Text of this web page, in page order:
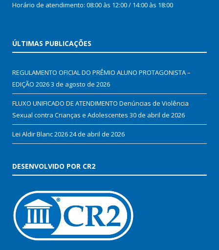
Horário de atendimento: 08:00 às 12:00 / 14:00 às 18:00
ÚLTIMAS PUBLICAÇÕES
REGULAMENTO OFICIAL DO PRÊMIO ALUNO PROTAGONISTA –
EDIÇÃO 20263 de agosto de 2026
FLUXO UNIFICADO DE ATENDIMENTO Denúncias de Violência
Sexual contra Crianças e Adolescentes 30 de abril de 2026
Lei Aldir Blanc 202624 de abril de 2026
DESENVOLVIDO POR CR2